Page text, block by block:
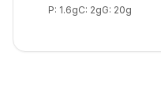
P: 1.6gC: 2gG: 20g